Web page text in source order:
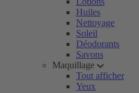
Huiles
Nettoyage
Soleil
Déodorants
Savons
Maquillage
Tout afficher
Yeux